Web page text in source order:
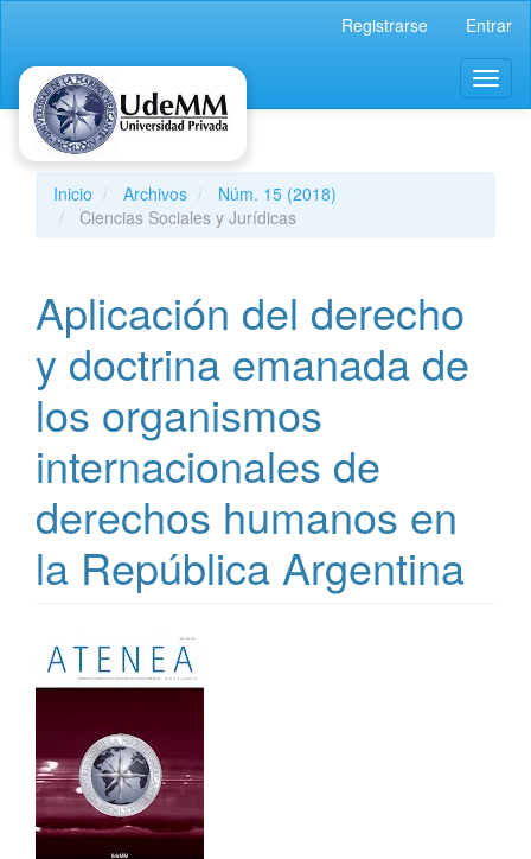
principal
Barra
lateral
Registrarse Entrar
Inicio Archivos
Núm. 15 (2018)
Ciencias Sociales y Jurídicas
Aplicación del derecho
y doctrina emanada de
los organismos
internacionales de
derechos humanos en
la República Argentina
Barra
lateral
artículo